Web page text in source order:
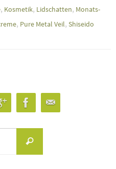
, Kosmetik, Lidschatten, Monats-
, Pure Metal Veil, Shiseido
Suchen